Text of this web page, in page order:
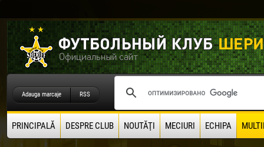
Adauga marcaje RSS
PRINCIPALĂ DESPRE CLUB NOUTĂŢI MECIURI ECHIPA